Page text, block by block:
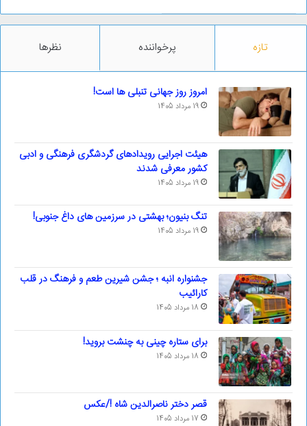
تازه پرخواننده نظرها
امروز روز جهانی تنبلی ها است!
19 مرداد 1405
هیئت اجرایی رویدادهای گردشگری فرهنگی و ادبی
کشور معرفی شدند
19 مرداد 1405
تنگ بنیون؛ بهشتی در سرزمین های داغ جنوبی!
19 مرداد 1405
جشنواره انبه ؛ جشن شیرین طعم و فرهنگ در قلب
کارائیب
18 مرداد 1405
برای ستاره چینی به چنشت بروید!
18 مرداد 1405
قصر دختر ناصرالدین شاه !/عکس
17 مرداد 1405